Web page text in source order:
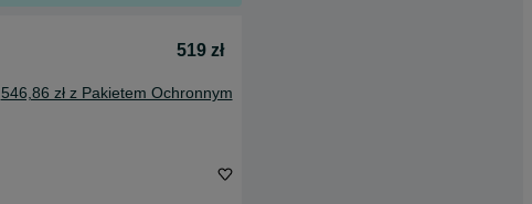
519 zł
546,86 zł z Pakietem Ochronnym